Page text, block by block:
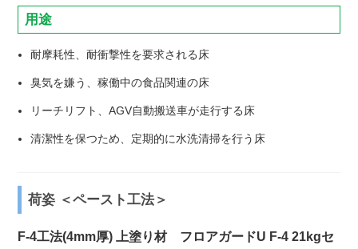
用途
耐摩耗性、耐衝撃性を要求される床
臭気を嫌う、稼働中の食品関連の床
リーチリフト、AGV自動搬送車が走行する床
清潔性を保つため、定期的に水洗清掃を行う床
荷姿 ＜ペースト工法＞
F-4工法(4mm厚) 上塗り材 フロアガードU F-4 21kgセ